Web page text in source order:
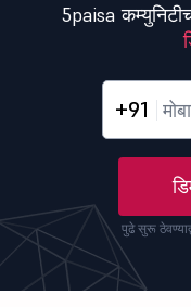
5paisa
+91
पुढे सुरू